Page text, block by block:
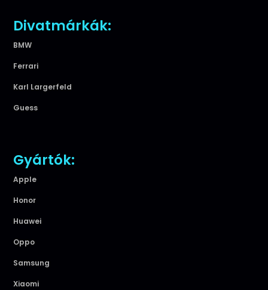
Divatmárkák:
BMW
Ferrari
Karl Largerfeld
Guess
Gyártók:
Apple
Honor
Huawei
Oppo
Samsung
Xiaomi